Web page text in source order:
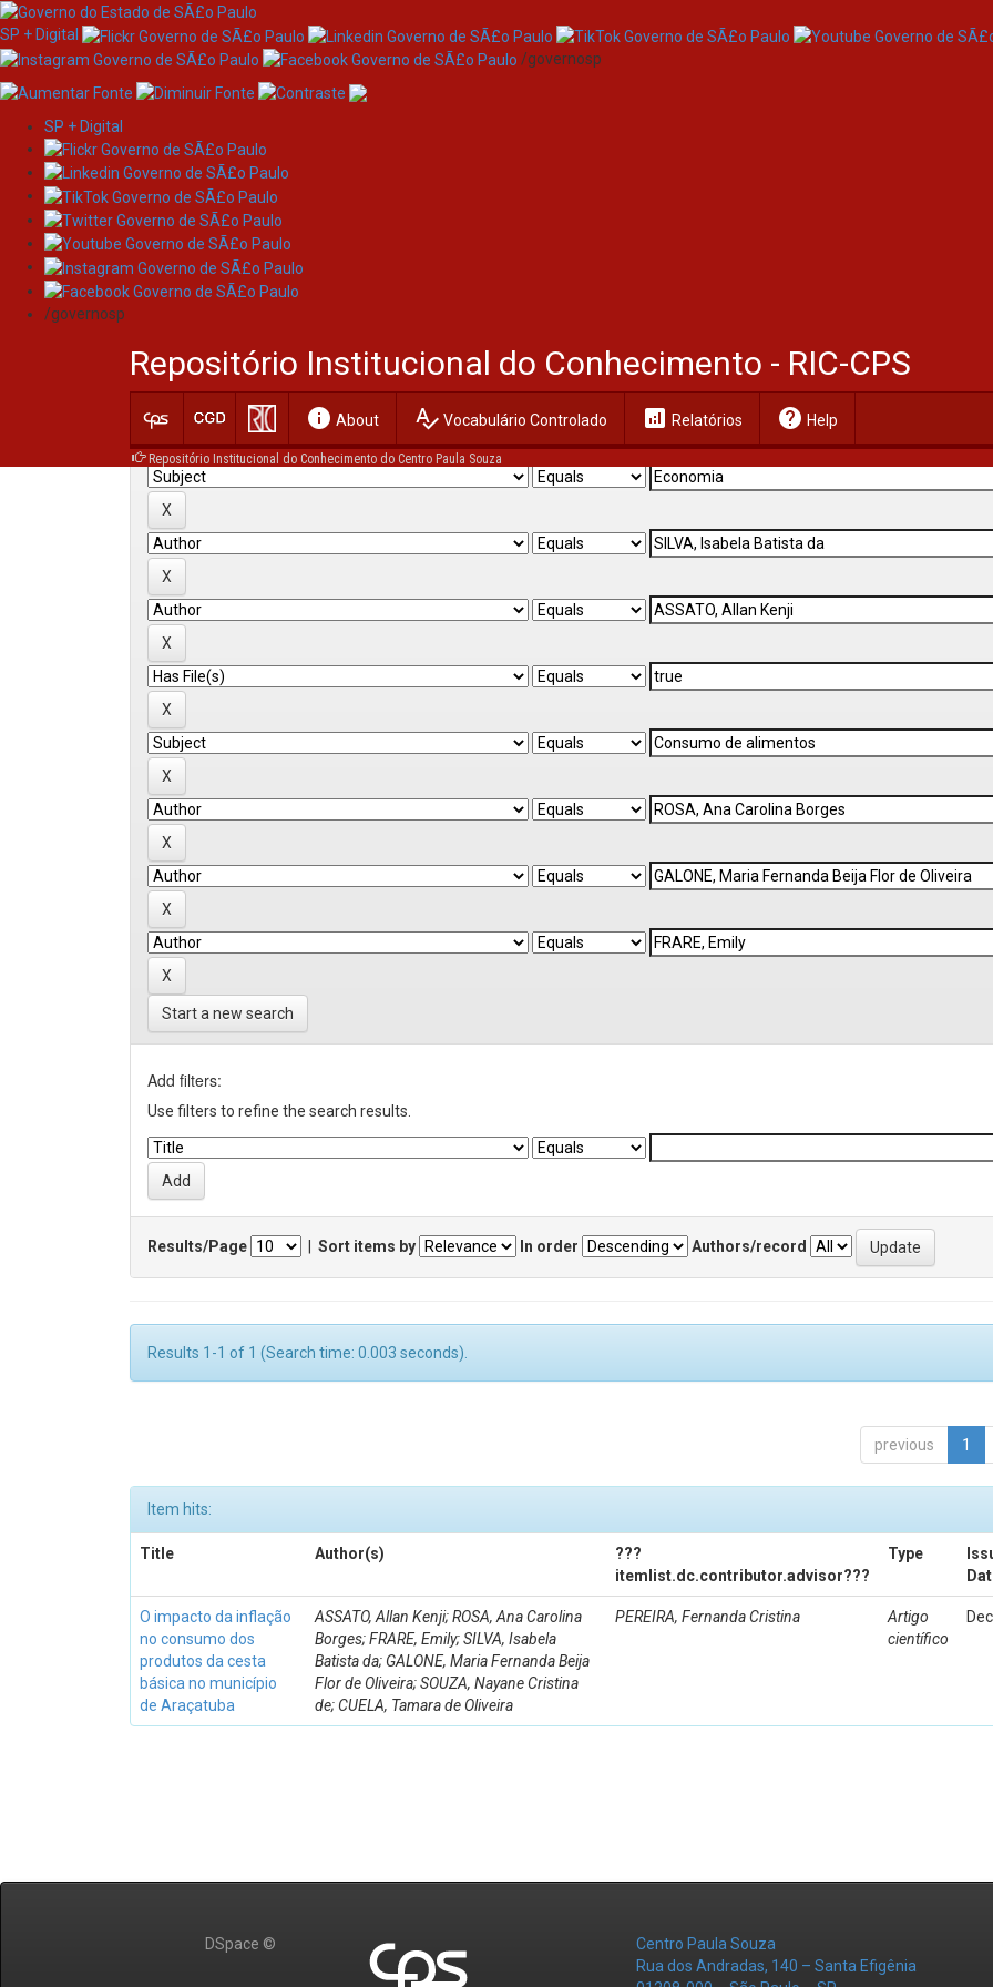
Skip
navigation
SP + Digital
/governosp
SP + Digital
/governosp
Repositório Institucional do Conhecimento - RIC-CPS
info About spellcheck Vocabulário Controlado analytics Relatórios help Help
Repositório Institucional do Conhecimento do Centro Paula Souza
Search
Current filters:
Start a new search
Add filters:
Use filters to refine the search results.
Results/Page Sort items by In order Authors/record
Results 1-1 of 1 (Search time: 0.003 seconds).
previous 1
Item hits:
Title Author(s)
???
itemlist.dc.contributor.advisor???
Type
O impacto da inflação
no consumo dos
produtos da cesta
básica no município
de Araçatuba
ASSATO, Allan Kenji; ROSA, Ana Carolina
Borges; FRARE, Emily; SILVA, Isabela
Batista da; GALONE, Maria Fernanda Beija
Flor de Oliveira; SOUZA, Nayane Cristina
de; CUELA, Tamara de Oliveira
PEREIRA, Fernanda Cristina
Artigo
científico
DSpace ©
Centro Paula Souza
Rua dos Andradas, 140 – Santa Efigênia